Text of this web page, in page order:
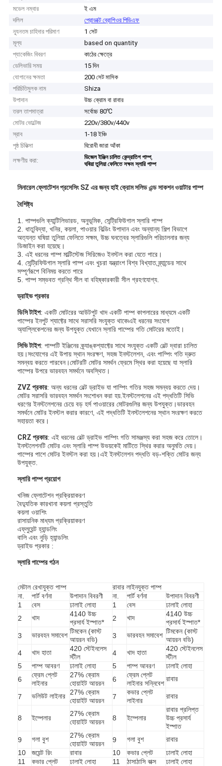
ভিডিও
মডেল নম্বার
ই এম
দলিল
প্রোডাক্ট ব্রোশিওর পিডিএফ
ন্যূনতম চাহিদার পরিমাণ
1 সেট
মূল্য
based on quantity
প্যাকেজিং বিবরণ
কাঠের ক্ষেত্রে
ডেলিভারি সময়
15 দিন
যোগানের ক্ষমতা
200 সেট মাসিক
পরিচিতিমুলক নাম
Shiza
উপাদান
উচ্চ ক্রোম বা রাবার
তরল তাপমাত্রা
সর্বোচ্চ 80℃
মোটর ভোল্টেজ
220v/380v/440v
স্রাব
1-18 ইঞ্চি
পৃষ্ঠ চিকিত্সা
বিরোধী জারা আঁকা
লক্ষণীয় করা:
ডিজেল ইঞ্জিন চালিত কেন্দ্রাতিগ পাম্প,
ঘষিয়া তুলিয়া ফেলিতে সক্ষম স্লারি পাম্প
মিনারেল ফ্লোটেশন প্রসেসিং SZ এর জন্য হাই ক্রোম সলিড এন্ড সাকশন ওয়াটার পাম্প
বৈশিষ্ট্য
1. পাম্পগুলি ক্যান্টিলিভারড, অনুভূমিক, সেন্ট্রিফিউগাল স্লারি পাম্প
2. ধাতুবিদ্যা, খনির, কয়লা, পাওয়ার বিল্ডিং উপাদান এবং অন্যান্য শিল্প বিভাগে
অত্যন্ত ঘষিয়া তুলিয়া ফেলিতে সক্ষম, উচ্চ ঘনত্বের স্লারিগুলি পরিচালনার জন্য
ডিজাইন করা হয়েছে।
3. এই ধরনের পাম্প মাল্টিস্টেজ সিরিজেও ইনস্টল করা যেতে পারে।
4. সেন্ট্রিফিউগাল স্লারি পাম্প এবং খুচরা যন্ত্রাংশ বিশ্ব বিখ্যাত ব্র্যান্ডের সাথে
সম্পূর্ণরূপে বিনিময় করতে পারে
5. পাম্প সম্ভবত গ্রন্থি সীল বা বহিষ্কারকারী সীল গ্রহণযোগ্য.
ড্রাইভ প্রকার
ডিসি টাইপ: একটি মোটরের আউটপুট খাদ একটি পাম্প কাপলারের মাধ্যমে একটি
পাম্পের ইনপুট শ্যাফ্টের সাথে সরাসরি সংযুক্ত থাকে৷এই ধরনের সংযোগ
অ্যাপ্লিকেশনের জন্য উপযুক্ত যেখানে স্লারি পাম্পের গতি মোটরের মতোই।
সিভি টাইপ: পাম্পটি ইঞ্জিনের ক্র্যাঙ্কশ্যাফ্টের সাথে সংযুক্ত একটি বেল্ট দ্বারা চালিত
হয়।সংযোগের এই উপায় স্থান সংরক্ষণ, সহজ ইনস্টলেশন, এবং পাম্পিং গতি দ্রুত
সমন্বয় করতে পারবেন।মোটরটি মোটর সমর্থন ফ্রেমে স্থির করা হয়েছে যা স্লারি
পাম্পের উপরে ভারবহন সমর্থনে অবস্থিত।
ZVZ প্রকার: অন্য ধরনের বেল্ট ড্রাইভ যা পাম্পিং গতির সহজ সমন্বয় করতে দেয়।
মোটর সরাসরি ভারবহন সমর্থন সংশোধন করা হয়.ইনস্টলেশনের এই পদ্ধতিটি সিভি
ধরণের ইনস্টলেশনের চেয়ে বড় হর্স পাওয়ারের মোটরগুলির জন্য উপযুক্ত।ভারবহন
সমর্থনে মোটর ইনস্টল করার কারণে, এই পদ্ধতিটি ইনস্টলেশনের স্থান সংরক্ষণ করতে
সহায়তা করে।
CRZ প্রকার: এই ধরনের বেল্ট ড্রাইভ পাম্পিং গতি সামঞ্জস্য করা সহজ করে তোলে।
ইনস্টলেশনটি মোটর এবং স্লারি পাম্প উভয়কেই মাটিতে স্থির করার অনুমতি দেয়।
পাম্পের পাশে মোটর ইনস্টল করা হয়।এই ইনস্টলেশন পদ্ধতি বড়-শক্তি মোটর জন্য
উপযুক্ত.
স্লারি পাম্প প্রয়োগ
খনিজ ফ্লোটেশন প্রক্রিয়াকরণ
বৈদ্যুতিক কারখানা কয়লা প্রস্তুতি
কয়লা ওয়াশিং
রাসায়নিক মাধ্যম প্রক্রিয়াকরণ
এফ্লুয়েন্ট হ্যান্ডলিং
বালি এবং নুড়ি হ্যান্ডলিং
ড্রাইভ প্রকার :
স্লারি পাম্পের গঠন
মেটাল রেখাযুক্ত পাম্প
রাবার লাইনযুক্ত পাম্প
না.
পার্ট বর্ণনা উপাদান বিবরণী না. পার্ট বর্ণনা
উপাদান বিবরণী
1
বেস ঢালাই লোহা 1 বেস
ঢালাই লোহা
2
খাদ
4140 উচ্চ
প্রসার্য ইস্পাত*
2 খাদ
4140 উচ্চ
প্রসার্য ইস্পাত*
3
ভারবহন সমাবেশ টিমকেন (কাস্ট
আয়রন বডি)
3 ভারবহন সমাবেশ টিমকেন (কাস্ট
আয়রন বডি)
4
খাদ হাতা
420 স্টেইনলেস
স্টীল
4 খাদ হাতা
420 স্টেইনলেস
স্টীল
5
পাম্প আবরণ ঢালাই লোহা 5 পাম্প আবরণ
ঢালাই লোহা
6
ফ্রেম প্লেট
লাইনার
27% ক্রোম
হোয়াইট আয়রন
6
ফ্রেম প্লেট
লাইনার সন্নিবেশ
রাবার
7 ভলিউট লাইনার
27% ক্রোম
হোয়াইট আয়রন
7
কভার প্লেট
লাইনার
রাবার
8 ইম্পেলার
27% ক্রোম
হোয়াইট আয়রন
8 ইম্পেলার
রাবার প্রলিপ্ত
উচ্চ প্রসার্য
ইস্পাত
9
গলা বুশ
27% ক্রোম
হোয়াইট আয়রন
9 গলা বুশ
রাবার
10
জয়েন্ট রিং রাবার 10 কভার প্লেট
ঢালাই লোহা
11
কভার প্লেট ঢালাই লোহা 11 ঠাসাঠাসি বাক্স ঢালাই লোহা